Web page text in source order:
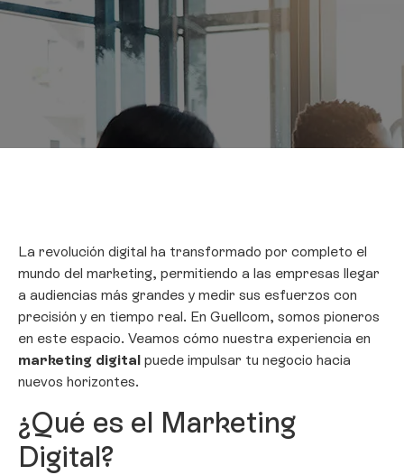
La revolución digital ha transformado por completo el
mundo del marketing, permitiendo a las empresas llegar
a audiencias más grandes y medir sus esfuerzos con
precisión y en tiempo real. En Guellcom, somos pioneros
en este espacio. Veamos cómo nuestra experiencia en
marketing digital puede impulsar tu negocio hacia
nuevos horizontes.
¿Qué es el Marketing
Digital?